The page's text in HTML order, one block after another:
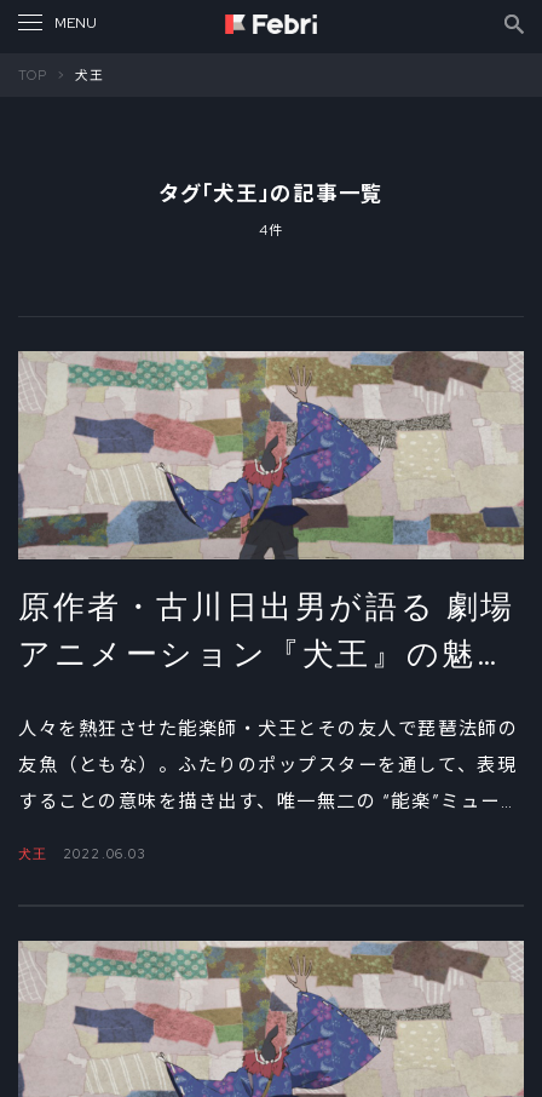
TOP 犬王
タグ「犬王」の記事一覧
4件
原作者・古川日出男が語る 劇場
アニメーション『犬王』の魅力
人々を熱狂させた能楽師・犬王とその友人で琵琶法師の
友魚（ともな）。ふたりのポップスターを通して、表現
することの意味を描き出す、唯一無二の “能楽”ミュージ
聞いた。
犬王 2022.06.03